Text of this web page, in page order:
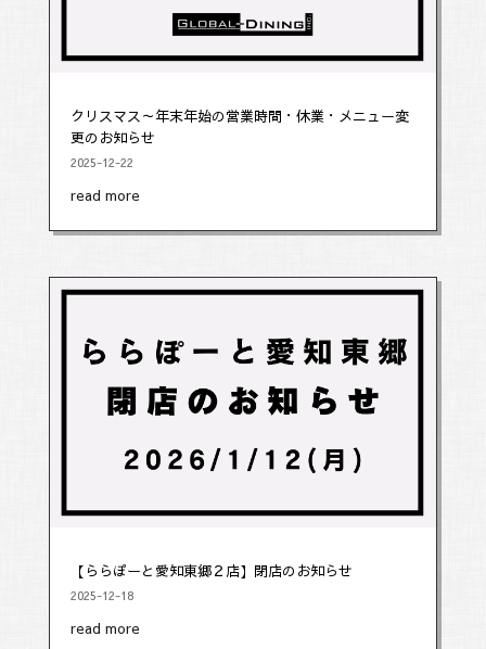
クリスマス～年末年始の営業時間・休業・メニュー変
更のお知らせ
2025-12-22
read more
【ららぽーと愛知東郷２店】閉店のお知らせ
2025-12-18
read more